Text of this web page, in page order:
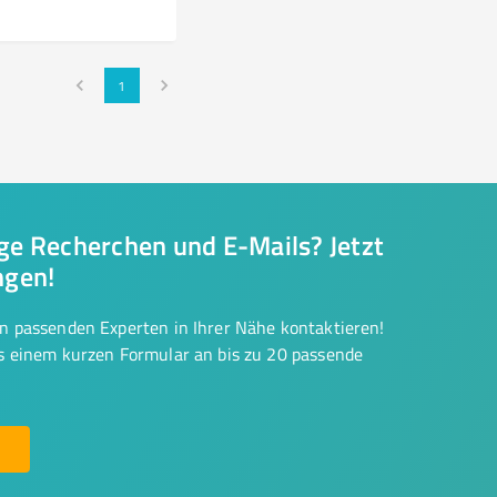
1
Recherchen und E-Mails? Jetzt
passenden Experten in Ihrer Nähe kontaktieren!
kurzen Formular an bis zu 20 passende